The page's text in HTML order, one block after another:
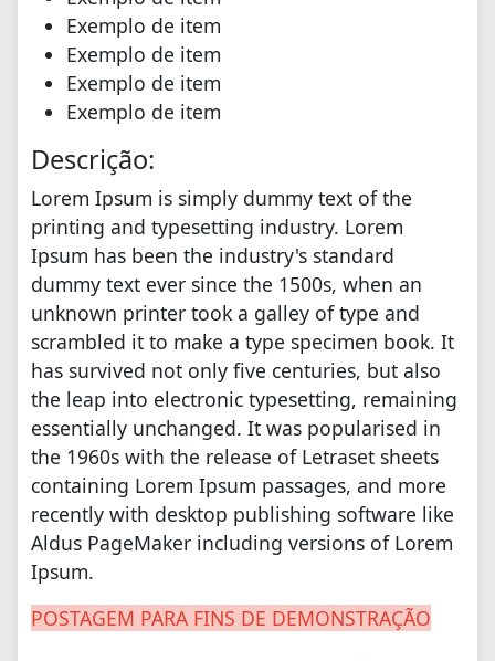
Exemplo de item
Exemplo de item
Exemplo de item
Exemplo de item
Descrição:
Lorem Ipsum is simply dummy text of the
printing and typesetting industry. Lorem
Ipsum has been the industry's standard
dummy text ever since the 1500s, when an
unknown printer took a galley of type and
scrambled it to make a type specimen book. It
has survived not only five centuries, but also
the leap into electronic typesetting, remaining
essentially unchanged. It was popularised in
the 1960s with the release of Letraset sheets
containing Lorem Ipsum passages, and more
recently with desktop publishing software like
Aldus PageMaker including versions of Lorem
Ipsum.
POSTAGEM PARA FINS DE DEMONSTRAÇÃO